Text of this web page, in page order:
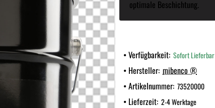
optimale Beschichtung.
Verfügbarkeit: Sofort Lieferbar
Hersteller: mibenco ®
Artikelnummer: 73520000
Lieferzeit: 2-4 Werktage